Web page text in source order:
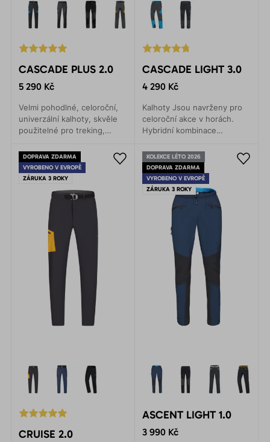
CASCADE PLUS 2.0
5 290 Kč
Velmi pohodlné, celoroční,
univerzální kalhoty, skvěle
použitelné pro treking,
turistiku, kolo i každodenní
nošení.
CASCADE LIGHT 3.0
4 290 Kč
Kalhoty Jsou navrženy pro
celoroční akce v horách.
Hybridní kombinace
prodyšnost a maximální
komfort.
DOPRAVA ZDARMA
VYROBENO V EVROPĚ
ZÁRUKA 3 ROKY
CRUISE 2.0
KOLEKCE LÉTO 2026
DOPRAVA ZDARMA
VYROBENO V EVROPĚ
ZÁRUKA 3 ROKY
ASCENT LIGHT 1.0
3 990 Kč